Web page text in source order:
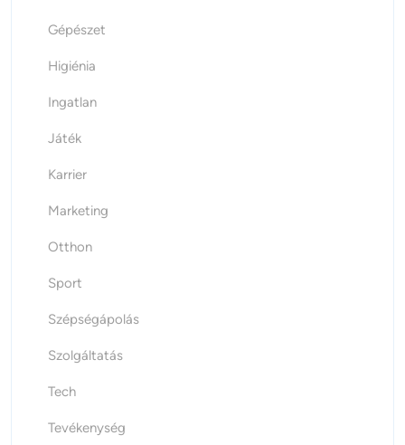
Gépészet
Higiénia
Ingatlan
Játék
Karrier
Marketing
Otthon
Sport
Szépségápolás
Szolgáltatás
Tech
Tevékenység